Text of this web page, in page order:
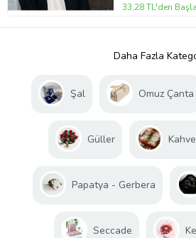
33,28 TL'den
Daha Fazla
Şal Omuz Çanta
Güller
Papatya - Gerbera
Seccade